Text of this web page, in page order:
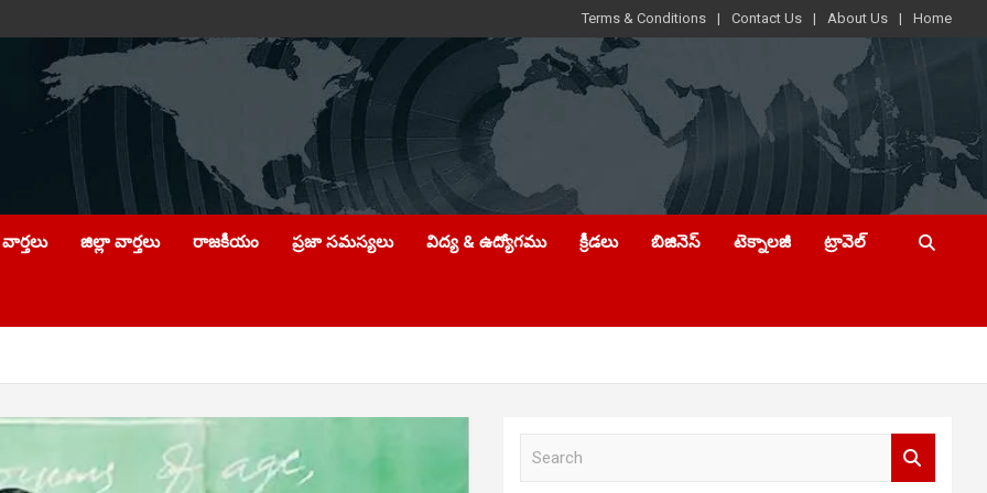
Terms & Conditions Contact Us About Us Home
జిల్లా వార్తలు రాజకీయం ప్రజా సమస్యలు విద్య & ఉద్యోగము క్రీడలు బిజినెస్ టెక్నాలజీ ట్రావెల్